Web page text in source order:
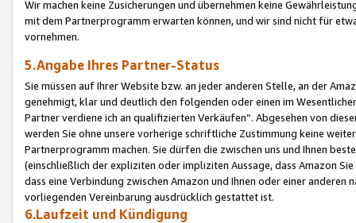
Wir machen keine Zusicherungen und übernehmen keine
mit dem Partnerprogramm erwarten können, und wir sind nicht für
vornehmen.
5.Angabe Ihres Partner-Status
Sie müssen auf Ihrer Website bzw. an jeder anderen Stelle, an der
genehmigt, klar und deutlich den folgenden oder einen im
Partner verdiene ich an qualifizierten Verkäufen“. Abgesehen von
werden Sie ohne unsere vorherige schriftliche Zustimmung keine
Partnerprogramm machen. Sie dürfen die zwischen uns und Ihnen
(einschließlich der expliziten oder impliziten Aussage, dass Amazon
dass eine Verbindung zwischen Amazon und Ihnen oder einer
vorliegenden Vereinbarung ausdrücklich gestattet ist.
6.Laufzeit und Kündigung